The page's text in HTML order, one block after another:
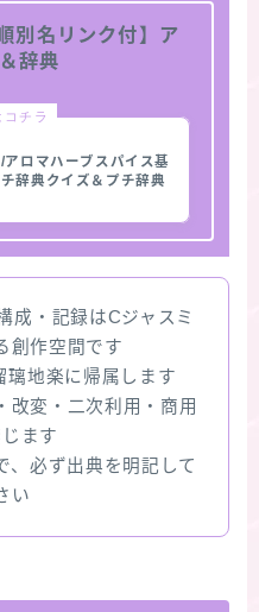
別名リンク付】ア
辞典
チラ
ロマハーブスパイス基
辞典クイズ＆プチ辞典
成・記録はCジャスミ
創作空間です
璃地楽に帰属します
改変・二次利用・商用
ます
、必ず出典を明記して
い